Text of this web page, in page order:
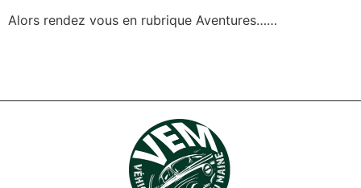
Alors rendez vous en rubrique Aventures……